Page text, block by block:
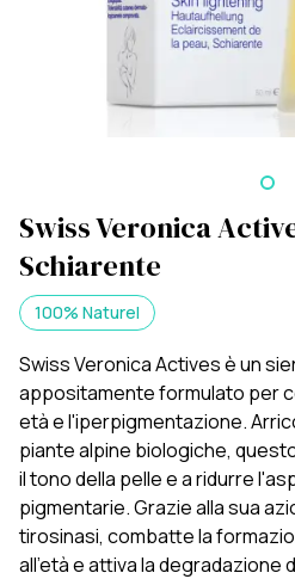
Swiss Veronica
Schiarente
100% Naturel
Swiss Veronica Actives è un
appositamente formulato per
età e l'iperpigmentazione.
piante alpine biologiche,
il tono della pelle e a ridurre
pigmentarie. Grazie alla sua
tirosinasi, combatte la
all'età e attiva la degradazione